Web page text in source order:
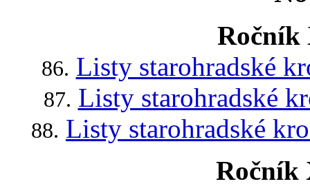
Ročník
86. Listy starohradské
87. Listy starohradské
88. Listy starohradské
Ročník